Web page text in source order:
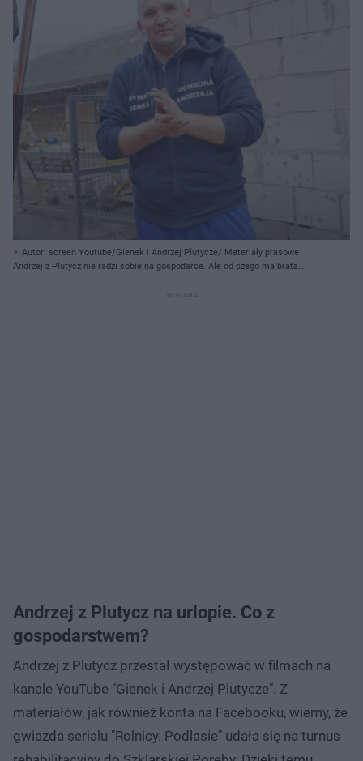
Autor: screen Youtube/Gienek i Andrzej Plutycze/ Materiały prasowe
Andrzej z Plutycz nie radzi sobie na gospodarce. Ale od czego ma brata
Andrzej z Plutycz na urlopie. Co z
gospodarstwem?
Andrzej z Plutycz przestał występować w filmach na
kanale YouTube "Gienek i Andrzej Plutycze". Z
materiałów, jak również konta na Facebooku, wiemy, że
gwiazda serialu "Rolnicy. Podlasie" udała się na turnus